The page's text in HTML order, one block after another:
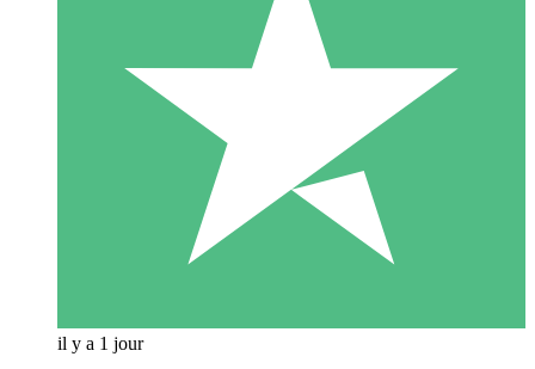
il y a 1 jour